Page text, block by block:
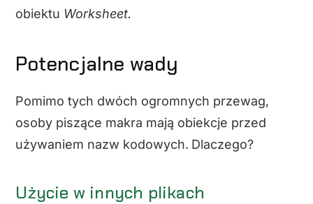
obiektu Worksheet.
Potencjalne wady
Pomimo tych dwóch ogromnych przewag,
osoby piszące makra mają obiekcje przed
używaniem nazw kodowych. Dlaczego?
Użycie w innych plikach